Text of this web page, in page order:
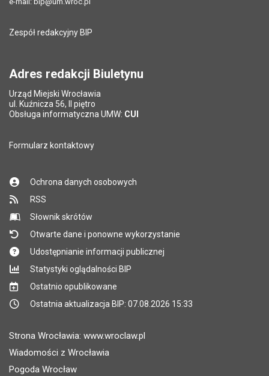
Zespół redakcyjny BIP
Adres redakcji Biuletynu
Urząd Miejski Wrocławia
ul. Kuźnicza 56, II piętro
Obsługa informatyczna UMW: CUI
Formularz kontaktowy
Ochrona danych osobowych
RSS
Słownik skrótów
Otwarte dane i ponowne wykorzystanie
Udostępnianie informacji publicznej
Statystyki oglądalności BIP
Ostatnio opublikowane
Ostatnia aktualizacja BIP: 07.08.2026 15:33
Strona Wrocławia: www.wroclaw.pl
Wiadomości z Wrocławia
Pogoda Wrocław